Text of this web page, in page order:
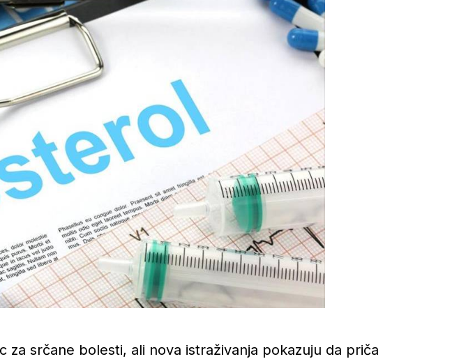
srčane bolesti, ali nova istraživanja pokazuju da priča